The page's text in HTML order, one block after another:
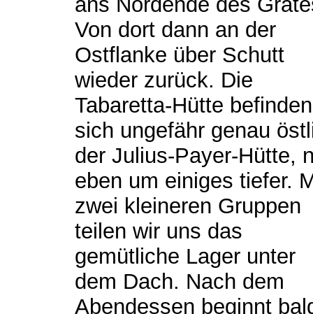
Von dort dann an der
Ostflanke über Schutt
wieder zurück. Die
Tabaretta-Hütte befinden
sich ungefähr genau
der Julius-Payer-Hütte,
eben um einiges tiefer.
zwei kleineren Gruppen
teilen wir uns das
gemütliche Lager unter
dem Dach. Nach dem
Abendessen beginnt